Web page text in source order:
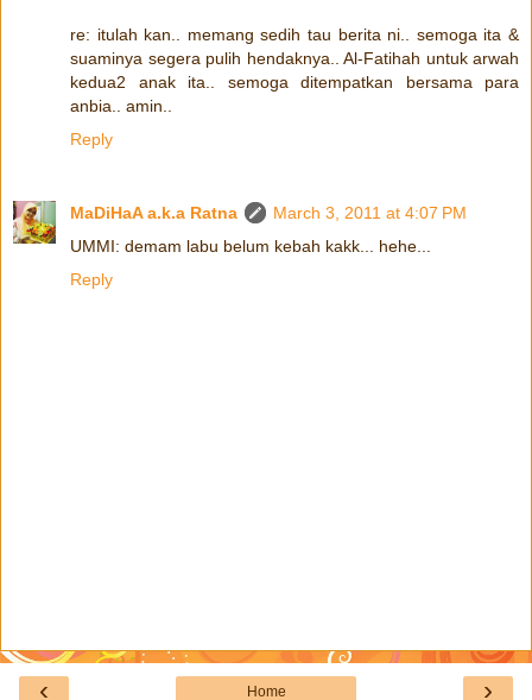
re: itulah kan.. memang sedih tau berita ni.. semoga ita &
suaminya segera pulih hendaknya.. Al-Fatihah untuk arwah
kedua2 anak ita.. semoga ditempatkan bersama para
anbia.. amin..
Reply
MaDiHaA a.k.a Ratna
March 3, 2011 at 4:07 PM
UMMI: demam labu belum kebah kakk... hehe...
Reply
‹ ›
Home